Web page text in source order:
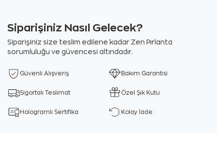
Siparişiniz Nasıl Gelecek?
Siparişiniz size teslim edilene kadar Zen Pırlanta
sorumluluğu ve güvencesi altındadır.
Güvenli Alışveriş Bakım Garantisi
Sigortalı Teslimat Özel Şık Kutu
Hologramlı Sertifika Kolay İade